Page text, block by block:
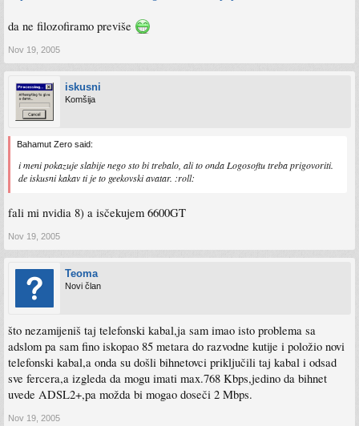
da ne filozofiramo previše
Nov 19, 2005
iskusni
Komšija
Bahamut Zero said:
i meni pokazuje slabije nego sto bi trebalo, ali to onda Logosoftu treba prigovoriti.
de iskusni kakav ti je to geekovski avatar. :roll:
fali mi nvidia 8) a isčekujem 6600GT
Nov 19, 2005
Teoma
Novi član
što nezamijeniš taj telefonski kabal,ja sam imao isto problema sa
adslom pa sam fino iskopao 85 metara do razvodne kutije i položio novi
telefonski kabal,a onda su došli bihnetovci priključili taj kabal i odsad
sve fercera,a izgleda da mogu imati max.768 Kbps,jedino da bihnet
uvede ADSL2+,pa možda bi mogao doseči 2 Mbps.
Nov 19, 2005